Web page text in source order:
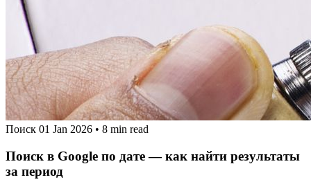
Поиск 01 Jan 2026 • 8 min read
Поиск в Google по дате — как найти результаты
за период